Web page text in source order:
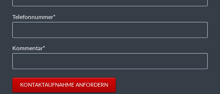
Pflichtfeld
Telefonnummer*
Pflichtfeld
Kommentar*
KONTAKTAUFNAHME ANFORDERN